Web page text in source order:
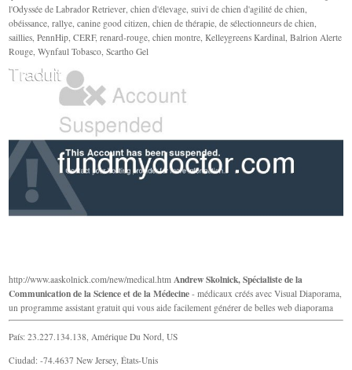
l'Odyssée de Labrador Retriever, chien d'élevage, suivi de chien d'agilité de chien,
obéissance, rallye, canine good citizen, chien de thérapie, de sélectionneurs de chien,
saillies, PennHip, CERF, renard-rouge, chien montre, Kelleygreens Kardinal, Balrion Alerte
Rouge, Wynfaul Tobasco, Scartho Gel
http://www.aaskolnick.com/new/medical.htm Andrew Skolnick, Spécialiste de la
Communication de la Science et de la Médecine - médicaux créés avec Visual Diaporama,
un programme assistant gratuit qui vous aide facilement générer de belles web diaporama
País: 23.227.134.138, Amérique Du Nord, US
Ciudad: -74.4637 New Jersey, États-Unis